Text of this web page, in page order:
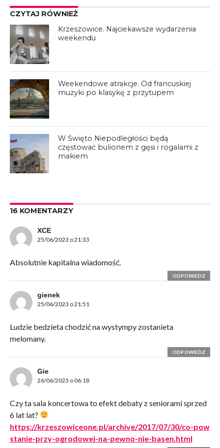
CZYTAJ RÓWNIEŻ
Krzeszowice. Najciekawsze wydarzenia
weekendu
Weekendowe atrakcje. Od francuskiej
muzyki po klasykę z przytupem
W Święto Niepodległości będą
częstować bulionem z gęsi i rogalami z
makiem
16 KOMENTARZY
XCE
25/06/2023 o 21:33
Absolutnie kapitalna wiadomość.
ODPOWIEDZ
gienek
25/06/2023 o 21:51
Ludzie bedzieta chodzić na wystympy zostanieta
melomany.
ODPOWIEDZ
Gie
26/06/2023 o 06:18
Czy ta sala koncertowa to efekt debaty z seniorami sprzed
6 lat lat?
https://krzeszowiceone.pl/archive/2017/07/30/co-pow
stanie-przy-ogrodowej-na-pewno-nie-basen.html